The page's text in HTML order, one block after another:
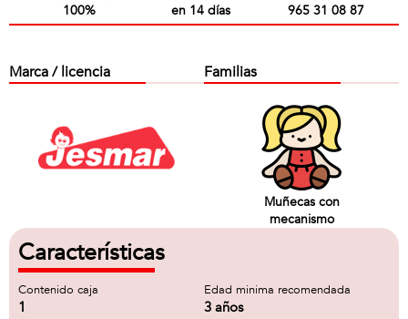
100%
en 14 días
965 31 08 87
Marca / licencia Familias
Muñecas con
mecanismo
Características
Contenido caja
1
Edad minima recomendada
3 años